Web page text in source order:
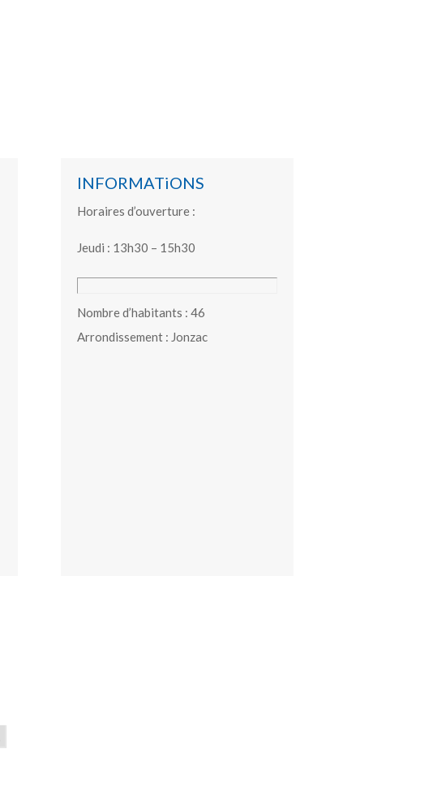
INFORMATiONS
Horaires d’ouverture :
Jeudi : 13h30 – 15h30
Nombre d’habitants : 46
Arrondissement : Jonzac